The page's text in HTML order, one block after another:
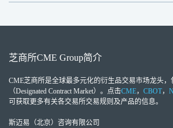
芝商所CME Group简介
CME芝商所是全球最多元化的衍生品交易市场龙头
（Designated Contract Market）。点击CME， CBOT，
可获取更多有关各交易所交易规则及产品的信息。
斯迈易（北京）咨询有限公司